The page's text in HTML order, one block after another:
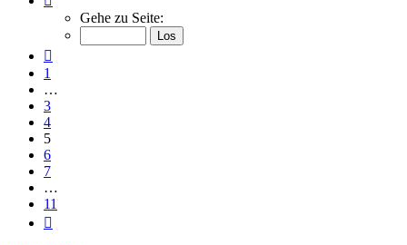
von
Gehe zu Seite:
1
…
3
4
5
6
7
…
11